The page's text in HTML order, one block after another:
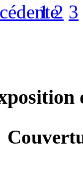
1 2 3